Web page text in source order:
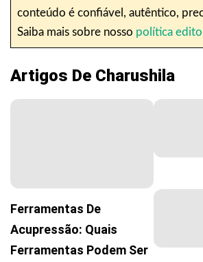
conteúdo é confiável, autêntico,
Saiba mais sobre nosso política
Artigos De Charushila
Ferramentas De
Acupressão: Quais
Ferramentas Podem Ser